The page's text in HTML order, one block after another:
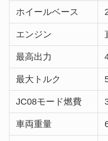
ホイールベース
エンジン
最高出力
最大トルク
JC08モード燃費
車両重量